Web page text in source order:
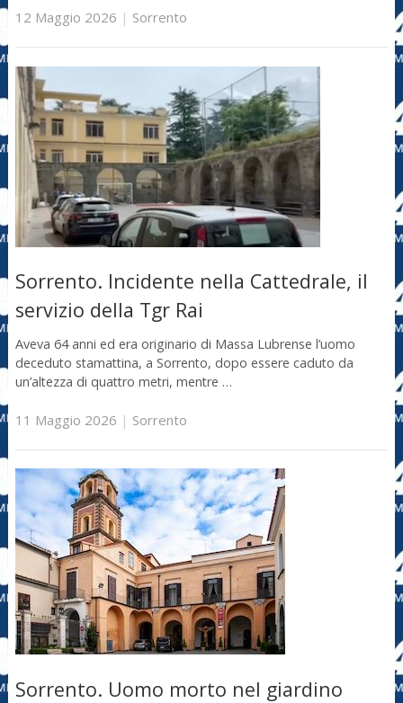
12 Maggio 2026 | Sorrento
Sorrento. Incidente nella Cattedrale, il
servizio della Tgr Rai
Aveva 64 anni ed era originario di Massa Lubrense l’uomo
deceduto stamattina, a Sorrento, dopo essere caduto da
un’altezza di quattro metri, mentre …
11 Maggio 2026 | Sorrento
Sorrento. Uomo morto nel giardino